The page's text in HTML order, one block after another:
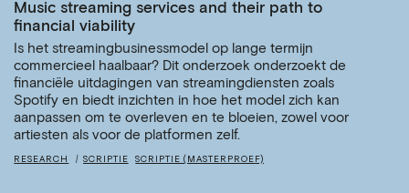
Music streaming services and their path to
financial viability
Is het streamingbusinessmodel op lange termijn
commercieel haalbaar? Dit onderzoek onderzoekt de
financiële uitdagingen van streamingdiensten zoals
Spotify en biedt inzichten in hoe het model zich kan
aanpassen om te overleven en te bloeien, zowel voor
artiesten als voor de platformen zelf.
RESEARCH SCRIPTIE SCRIPTIE (MASTERPROEF)